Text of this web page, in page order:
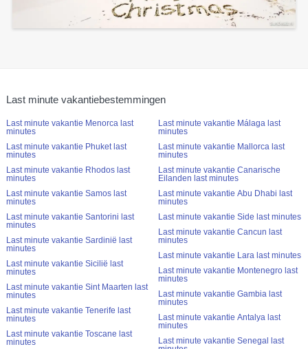
Last minute vakantiebestemmingen
Last minute vakantie Menorca last
minutes
Last minute vakantie Phuket last
minutes
Last minute vakantie Rhodos last
minutes
Last minute vakantie Samos last
minutes
Last minute vakantie Santorini last
minutes
Last minute vakantie Sardinië last
minutes
Last minute vakantie Sicilië last
minutes
Last minute vakantie Sint Maarten last
minutes
Last minute vakantie Tenerife last
minutes
Last minute vakantie Toscane last
minutes
Last minute vakantie Málaga last
minutes
Last minute vakantie Mallorca last
minutes
Last minute vakantie Canarische
Eilanden last minutes
Last minute vakantie Abu Dhabi last
minutes
Last minute vakantie Side last minutes
Last minute vakantie Cancun last
minutes
Last minute vakantie Lara last minutes
Last minute vakantie Montenegro last
minutes
Last minute vakantie Gambia last
minutes
Last minute vakantie Antalya last
minutes
Last minute vakantie Senegal last